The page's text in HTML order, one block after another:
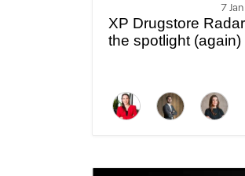
7
XP Drugstore
the spotlight (again)